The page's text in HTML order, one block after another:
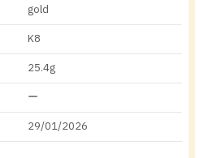
gold
K8
25.4g
ー
29/01/2026